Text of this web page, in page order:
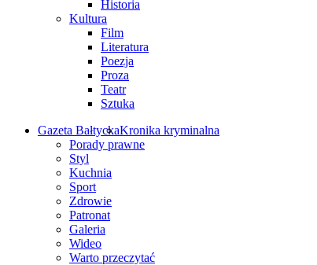
Historia
Kultura
Film
Literatura
Poezja
Proza
Teatr
Sztuka
Gazeta BałtyckaKronika kryminalna
Porady prawne
Styl
Kuchnia
Sport
Zdrowie
Patronat
Galeria
Wideo
Warto przeczytać